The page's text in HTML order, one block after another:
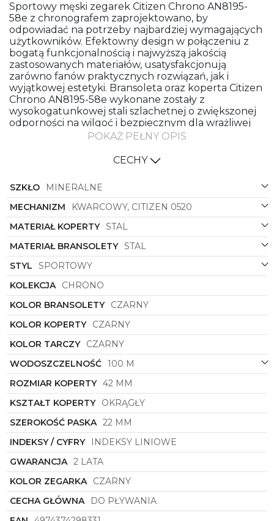
Sportowy męski zegarek Citizen Chrono AN8195-
58e z chronografem zaprojektowano, by
odpowiadać na potrzeby najbardziej wymagających
użytkowników. Efektowny design w połączeniu z
bogatą funkcjonalnością i najwyższą jakością
zastosowanych materiałów, usatysfakcjonują
zarówno fanów praktycznych rozwiązań, jak i
wyjątkowej estetyki. Bransoleta oraz koperta Citizen
Chrono AN8195-58e wykonane zostały z
wysokogatunkowej stali szlachetnej o zwiększonej
odporności na wilgoć i bezpiecznym dla wrażliwej
skóry składzie, bez domieszki niklu. Dzięki temu
Citizen Chrono AN8195-58e – japońska
Za pomiar czasu w zegarku Citizen Chrono AN8195-
58e odpowiada niezwykle precyzyjny japoński
mechanizm kwarcowy. Dzięki jego zastosowaniu
możesz zapomnieć o wymianie baterii częściej niż
raz na 1-2 lata i cieszyć się bardzo dokładnymi
wskazaniami chronografu. Jeśli poszukujesz
zegarka, który idealnie sprawdzi się jako dodatek do
miejskiej, casualowej, sportowej, ale także
biznesowej stylizacji, już dziś skorzystaj z naszej
oferty i kup ten stylowy zegarek renomowanej
marki z darmową dostawą.
POKAŻ PEŁNY OPIS
CECHY
SZKŁO
MINERALNE
MECHANIZM
KWARCOWY, CITIZEN 0520
MATERIAŁ KOPERTY STAL
MATERIAŁ BRANSOLETY STAL
STYL
SPORTOWY
KOLEKCJA CHRONO
KOLOR BRANSOLETY CZARNY
KOLOR KOPERTY CZARNY
KOLOR TARCZY CZARNY
WODOSZCZELNOŚĆ 100 M
ROZMIAR KOPERTY 42 MM
KSZTAŁT KOPERTY OKRĄGŁY
SZEROKOŚĆ PASKA 22 MM
INDEKSY / CYFRY
INDEKSY LINIOWE
GWARANCJA 2 LATA
KOLOR ZEGARKA CZARNY
CECHA GŁÓWNA
DO PŁYWANIA